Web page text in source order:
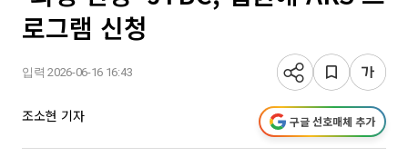
로그램 신청
입력 2026-06-16 16:43
조소현 기자 구글 선호매체 추가